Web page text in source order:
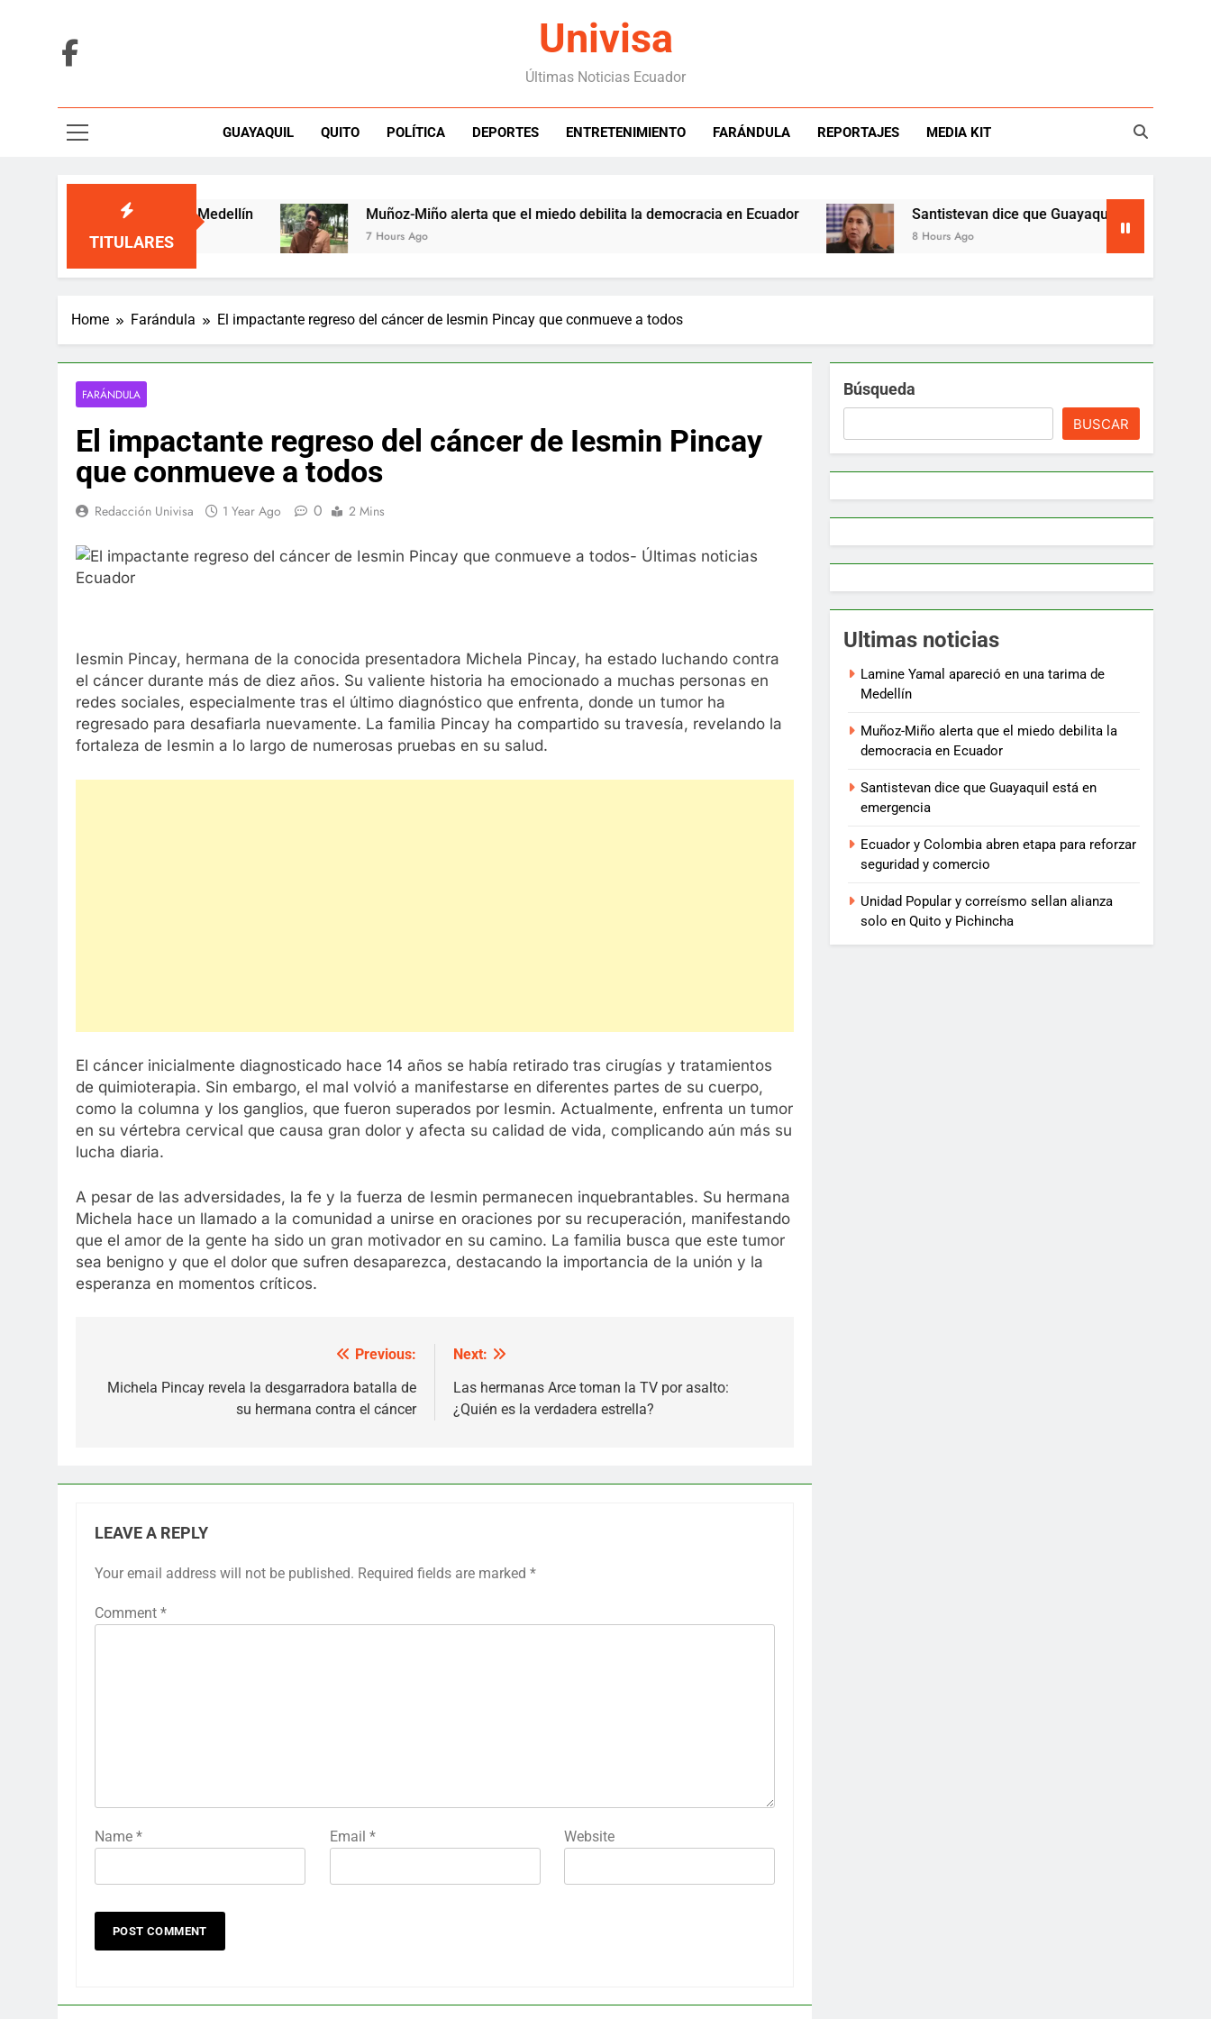
Univisa
Últimas Noticias Ecuador
GUAYAQUIL QUITO POLÍTICA DEPORTES ENTRETENIMIENTO FARÁNDULA REPORTAJES MEDIA KIT
TITULARES
en una tarima de Medellín Muñoz-Miño alerta que el miedo debilita la democracia en Ecuador
7 Hours Ago
Santistevan dice que Guayaquil está en emergencia
8 Hours Ago
Home Farándula El impactante regreso del cáncer de Iesmin Pincay que conmueve a todos
FARÁNDULA
El impactante regreso del cáncer de Iesmin Pincay
que conmueve a todos
Redacción Univisa 1 Year Ago 0 2 Mins
Iesmin Pincay, hermana de la conocida presentadora Michela Pincay, ha estado luchando contra
el cáncer durante más de diez años. Su valiente historia ha emocionado a muchas personas en
redes sociales, especialmente tras el último diagnóstico que enfrenta, donde un tumor ha
regresado para desafiarla nuevamente. La familia Pincay ha compartido su travesía, revelando la
fortaleza de Iesmin a lo largo de numerosas pruebas en su salud.
El cáncer inicialmente diagnosticado hace 14 años se había retirado tras cirugías y tratamientos
de quimioterapia. Sin embargo, el mal volvió a manifestarse en diferentes partes de su cuerpo,
como la columna y los ganglios, que fueron superados por Iesmin. Actualmente, enfrenta un tumor
en su vértebra cervical que causa gran dolor y afecta su calidad de vida, complicando aún más su
lucha diaria.
A pesar de las adversidades, la fe y la fuerza de Iesmin permanecen inquebrantables. Su hermana
Michela hace un llamado a la comunidad a unirse en oraciones por su recuperación, manifestando
que el amor de la gente ha sido un gran motivador en su camino. La familia busca que este tumor
sea benigno y que el dolor que sufren desaparezca, destacando la importancia de la unión y la
esperanza en momentos críticos.
navigation
Previous:
Michela Pincay revela la desgarradora batalla de
su hermana contra el cáncer
Next:
Las hermanas Arce toman la TV por asalto:
¿Quién es la verdadera estrella?
LEAVE A REPLY
Your email address will not be published. Required fields are marked *
Comment *
Name * Email * Website
Búsqueda
BUSCAR
Ultimas noticias
Lamine Yamal apareció en una tarima de
Medellín
Muñoz-Miño alerta que el miedo debilita la
democracia en Ecuador
Santistevan dice que Guayaquil está en
emergencia
Ecuador y Colombia abren etapa para reforzar
seguridad y comercio
Unidad Popular y correísmo sellan alianza
solo en Quito y Pichincha